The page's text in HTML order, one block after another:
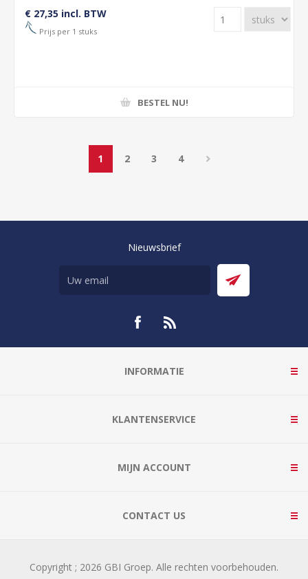
€ 27,35 incl. BTW
Prijs per 1 stuks
BESTEL NU!
1 2 3 4
Nieuwsbrief
INFORMATIE
KLANTENSERVICE
MIJN ACCOUNT
CONTACT US
Copyright ; 2026 GBI Groep. Alle rechten voorbehouden.